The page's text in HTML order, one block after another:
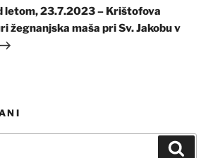
letom, 23.7.2023 – Krištofova
žegnanjska maša pri Sv. Jakobu v